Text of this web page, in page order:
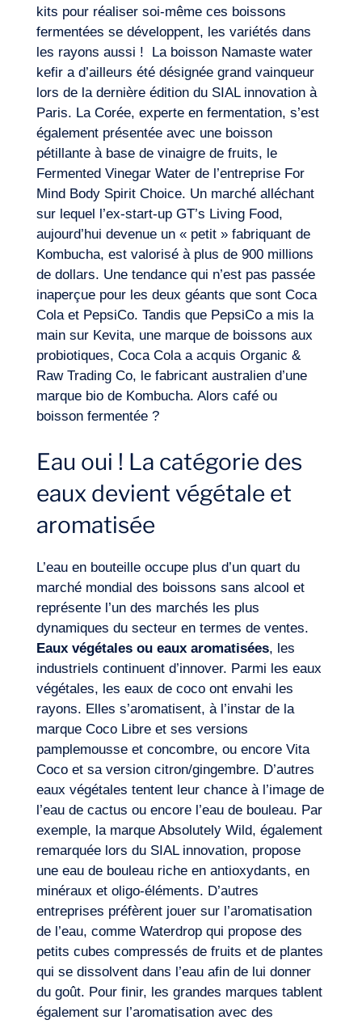
kits pour réaliser soi-même ces boissons
fermentées se développent, les variétés dans
les rayons aussi ! La boisson Namaste water
kefir a d’ailleurs été désignée grand vainqueur
lors de la dernière édition du SIAL innovation à
Paris. La Corée, experte en fermentation, s’est
également présentée avec une boisson
pétillante à base de vinaigre de fruits, le
Fermented Vinegar Water de l’entreprise For
Mind Body Spirit Choice. Un marché alléchant
sur lequel l’ex-start-up GT’s Living Food,
aujourd’hui devenue un « petit » fabriquant de
Kombucha, est valorisé à plus de 900 millions
de dollars. Une tendance qui n’est pas passée
inaperçue pour les deux géants que sont Coca
Cola et PepsiCo. Tandis que PepsiCo a mis la
main sur Kevita, une marque de boissons aux
probiotiques, Coca Cola a acquis Organic &
Raw Trading Co, le fabricant australien d’une
marque bio de Kombucha. Alors café ou
boisson fermentée ?
Eau oui ! La catégorie des
eaux devient végétale et
aromatisée
L’eau en bouteille occupe plus d’un quart du
marché mondial des boissons sans alcool et
représente l’un des marchés les plus
dynamiques du secteur en termes de ventes.
Eaux végétales ou eaux aromatisées, les
industriels continuent d’innover. Parmi les eaux
végétales, les eaux de coco ont envahi les
rayons. Elles s’aromatisent, à l’instar de la
marque Coco Libre et ses versions
pamplemousse et concombre, ou encore Vita
Coco et sa version citron/gingembre. D’autres
eaux végétales tentent leur chance à l’image de
l’eau de cactus ou encore l’eau de bouleau. Par
exemple, la marque Absolutely Wild, également
remarquée lors du SIAL innovation, propose
une eau de bouleau riche en antioxydants, en
minéraux et oligo-éléments. D’autres
entreprises préfèrent jouer sur l’aromatisation
de l’eau, comme Waterdrop qui propose des
petits cubes compressés de fruits et de plantes
qui se dissolvent dans l’eau afin de lui donner
du goût. Pour finir, les grandes marques tablent
également sur l’aromatisation avec des